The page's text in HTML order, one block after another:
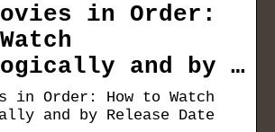
in Order:
and by …
in Order: How to Watch
and by Release Date